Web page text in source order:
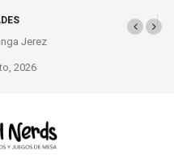
Pixel Book para
amantes de lo retro
2026